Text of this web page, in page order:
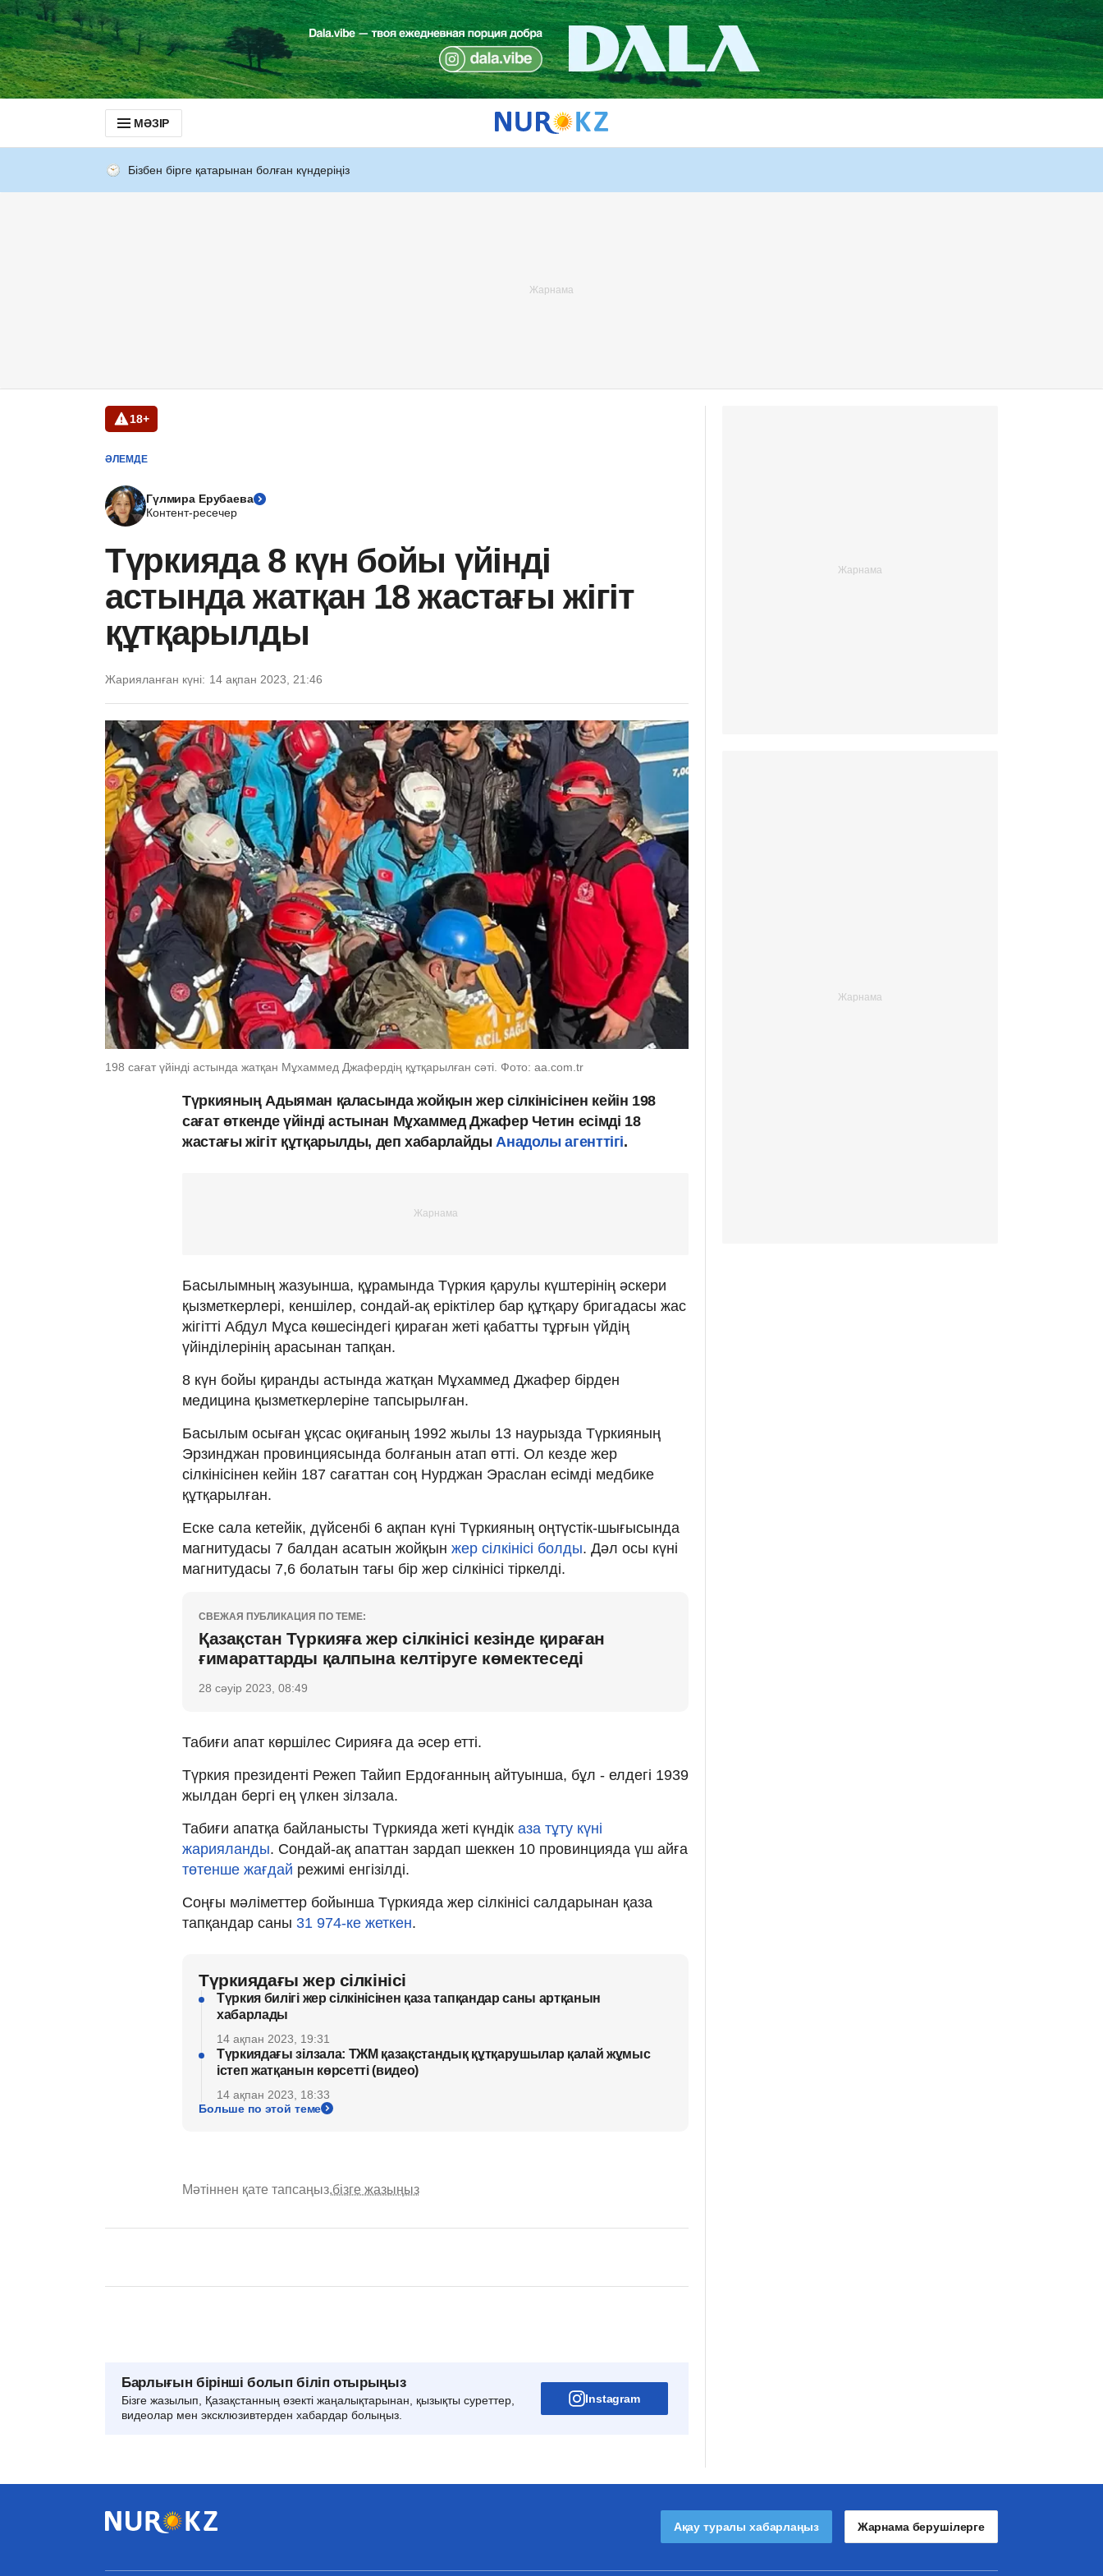
МӘЗІР
Бізбен бірге қатарынан болған күндеріңіз
18+
ӘЛЕМДЕ
Гүлмира Ерубаева
Контент-ресечер
Түркияда 8 күн бойы үйінді
астында жатқан 18 жастағы жігіт
құтқарылды
Жарияланған күні: 14 ақпан 2023, 21:46
198 сағат үйінді астында жатқан Мұхаммед Джафердің құтқарылған сәті. Фото: aa.com.tr
Түркияның Адыяман қаласында жойқын жер сілкінісінен кейін 198
сағат өткенде үйінді астынан Мұхаммед Джафер Четин есімді 18
жастағы жігіт құтқарылды, деп хабарлайды Анадолы агенттігі.
Басылымның жазуынша, құрамында Түркия қарулы күштерінің әскери
қызметкерлері, кеншілер, сондай-ақ еріктілер бар құтқару бригадасы жас
жігітті Абдул Мұса көшесіндегі қираған жеті қабатты тұрғын үйдің
үйінділерінің арасынан тапқан.
8 күн бойы қиранды астында жатқан Мұхаммед Джафер бірден
медицина қызметкерлеріне тапсырылған.
Басылым осыған ұқсас оқиғаның 1992 жылы 13 наурызда Түркияның
Эрзинджан провинциясында болғанын атап өтті. Ол кезде жер
сілкінісінен кейін 187 сағаттан соң Нурджан Эраслан есімді медбике
құтқарылған.
Еске сала кетейік, дүйсенбі 6 ақпан күні Түркияның оңтүстік-шығысында
магнитудасы 7 балдан асатын жойқын жер сілкінісі болды. Дәл осы күні
магнитудасы 7,6 болатын тағы бір жер сілкінісі тіркелді.
СВЕЖАЯ ПУБЛИКАЦИЯ ПО ТЕМЕ:
Қазақстан Түркияға жер сілкінісі кезінде қираған
ғимараттарды қалпына келтіруге көмектеседі
28 сәуір 2023, 08:49
Табиғи апат көршілес Сирияға да әсер етті.
Түркия президенті Режеп Тайип Ердоғанның айтуынша, бұл - елдегі 1939
жылдан бергі ең үлкен зілзала.
Табиғи апатқа байланысты Түркияда жеті күндік аза тұту күні
жарияланды. Сондай-ақ апаттан зардап шеккен 10 провинцияда үш айға
төтенше жағдай режимі енгізілді.
Соңғы мәліметтер бойынша Түркияда жер сілкінісі салдарынан қаза
тапқандар саны 31 974-ке жеткен.
Түркиядағы жер сілкінісі
Түркия билігі жер сілкінісінен қаза тапқандар саны артқанын
хабарлады
14 ақпан 2023, 19:31
Түркиядағы зілзала: ТЖМ қазақстандық құтқарушылар қалай жұмыс
істеп жатқанын көрсетті (видео)
14 ақпан 2023, 18:33
Больше по этой теме
Мәтіннен қате тапсаңыз,бізге жазыңыз
Барлығын бірінші болып біліп отырыңыз
Бізге жазылып, Қазақстанның өзекті жаңалықтарынан, қызықты суреттер,
видеолар мен эксклюзивтерден хабардар болыңыз.
Instagram
Ақау туралы хабарлаңыз Жарнама берушілерге